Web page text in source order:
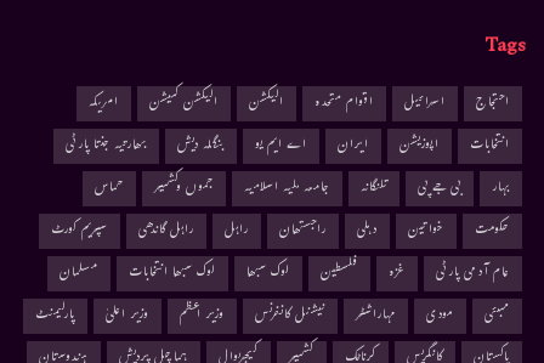
Tags
احتجاج اسرائیل اقوام متحدہ الیکشن الیکشن کمیشن
امریکہ
انتخابات
اپوزیشن ایران اے ایم یو بنگلہ دیش
بھارتیہ جنتا پارٹی
بہار
بی جے پی تلنگانہ جامعہ ملیہ اسلامیہ جموں وکشمیر
حماس
حکومت
خواتین دہلی راجستھان راہل راہل گاندھی
سپریم کورٹ
عام آدمی پارٹی
غزہ فلسطین لوک سبھا لوک سبھا انتخابات
مسلمان
ممبئی
مودی مہاراشٹر نیشنل کانفرنس وزیر اعظم وزیر اعلیٰ
پارلیمنٹ